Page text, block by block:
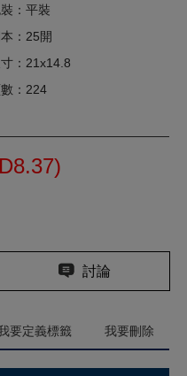
：平裝
：25開
寸：21x14.8
：224
8.37)
討論
要定義標籤 我要刪除